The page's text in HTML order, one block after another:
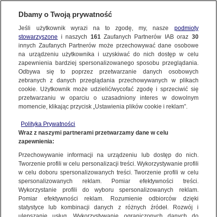
ŚWIAT
Ukraińska policja: 146 ciał ekshumowano
ze zbiorowego grobu w Łymanie
21.10.2022, 11:46
Ukraińska policja poinformowała w czwartek o
zakończeniu ekshumacji 146 ciał ze zbiorowego
grobu w Łymanie. Zdecydowana większość to
cywile.
Zakończono ekshumację ciał z największego
zbiorowego grobu w wyzwolonym spod rosyjskiej
Dbamy o Twoją prywatność
Jeśli użytkownik wyrazi na to zgodę, my, nasze podmioty
stowarzyszone i naszych 161Zaufanych Partnerów IAB oraz 30
innych Zaufanych Partnerów może przechowywać dane osobowe
na urządzeniu użytkownika i uzyskiwać do nich dostęp w celu
zapewnienia bardziej spersonalizowanego sposobu przeglądania.
Odbywa się to poprzez przetwarzanie danych osobowych
zebranych z danych przeglądania przechowywanych w plikach
cookie. Użytkownik może udzielić/wycofać zgodę i sprzeciwić się
przetwarzaniu w oparciu o uzasadniony interes w dowolnym
momencie, klikając przycisk „Ustawienia plików cookie i reklam”.
Polityka Prywatności
Wraz z naszymi partnerami przetwarzamy dane w celu
zapewnienia:
Przechowywanie informacji na urządzeniu lub dostęp do nich.
Tworzenie profili w celu personalizacji treści. Wykorzystywanie profili
w celu doboru spersonalizowanych treści. Tworzenie profili w celu
spersonalizowanych reklam. Pomiar efektywności treści.
Wykorzystanie profili do wyboru spersonalizowanych reklam.
Pomiar efektywności reklam. Rozumienie odbiorców dzięki
statystyce lub kombinacji danych z różnych źródeł. Rozwój i